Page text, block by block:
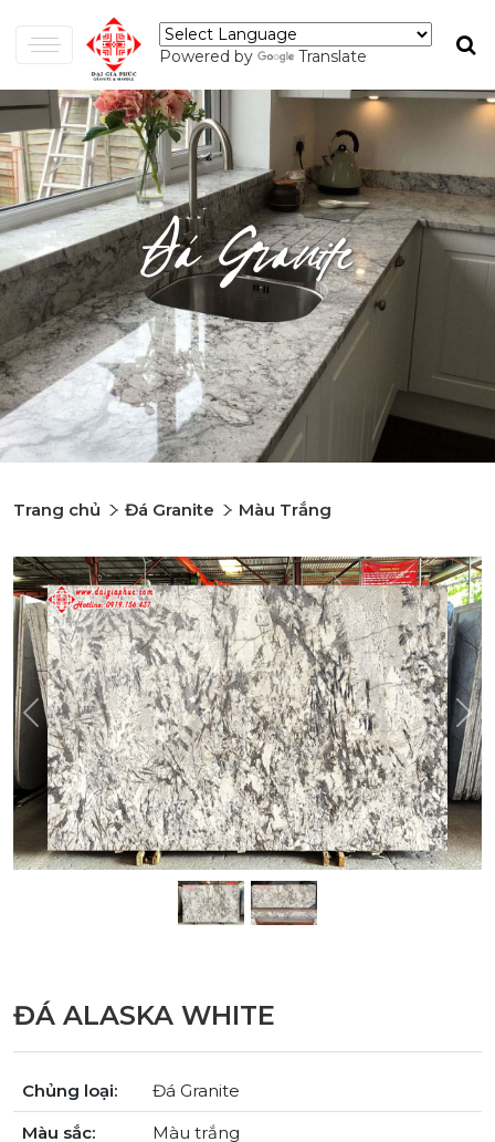
Powered by Translate
Đá Granite
Trang chủ Đá Granite Màu Trắng
Previous
ĐÁ ALASKA WHITE
Chủng loại:
Đá Granite
Màu sắc:
Màu trắng